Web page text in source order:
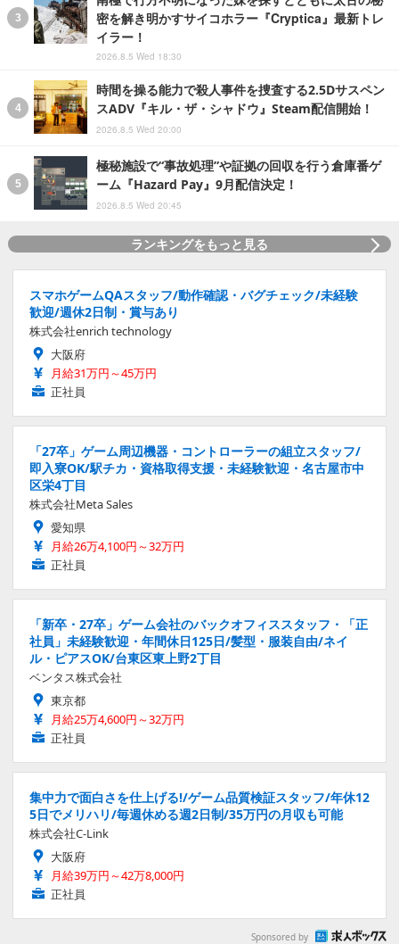
密を解き明かすサイコホラー『Cryptica』最新トレ
イラー！
2026.8.5 Wed 18:30
時間を操る能力で殺人事件を捜査する2.5Dサスペン
スADV『キル・ザ・シャドウ』Steam配信開始！
2026.8.5 Wed 20:00
極秘施設で“事故処理”や証拠の回収を行う倉庫番ゲ
ーム『Hazard Pay』9月配信決定！
2026.8.5 Wed 20:45
ランキングをもっと見る
スマホゲームQAスタッフ/動作確認・バグチェック/未経験
歓迎/週休2日制・賞与あり
株式会社enrich technology
大阪府
月給31万円～45万円
正社員
「27卒」ゲーム周辺機器・コントローラーの組立スタッフ/
即入寮OK/駅チカ・資格取得支援・未経験歓迎・名古屋市中
区栄4丁目
株式会社Meta Sales
愛知県
月給26万4,100円～32万円
正社員
「新卒・27卒」ゲーム会社のバックオフィススタッフ・「正
社員」未経験歓迎・年間休日125日/髪型・服装自由/ネイ
ル・ピアスOK/台東区東上野2丁目
ベンタス株式会社
東京都
月給25万4,600円～32万円
正社員
集中力で面白さを仕上げる!/ゲーム品質検証スタッフ/年休12
5日でメリハリ/毎週休める週2日制/35万円の月収も可能
株式会社C-Link
大阪府
月給39万円～42万8,000円
正社員
Sponsored by